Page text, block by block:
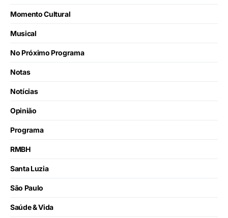
Momento Cultural
Musical
No Próximo Programa
Notas
Notícias
Opinião
Programa
RMBH
Santa Luzia
São Paulo
Saúde & Vida